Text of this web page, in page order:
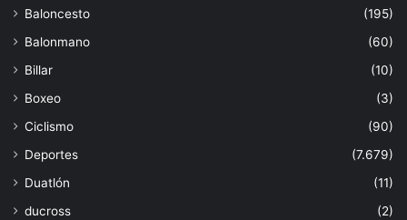
Baloncesto
(195)
Balonmano
(60)
Billar
(10)
Boxeo
(3)
Ciclismo
(90)
Deportes
(7.679)
Duatlón
(11)
ducross
(2)